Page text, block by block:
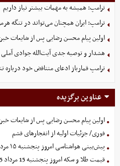
ترامپ: همیشه به مهمات بیشتر نیاز داریم
ترامپ: ایران همچنان می‌تواند در تنگه
اولین پیام محسن رضایی پس از شایعات
هشدار و توصیه جدی آیت‌الله جوادی آملی
ترامپ قمارباز ادعای متناقض خود درباره
عناوین برگزیده
اولین پیام محسن رضایی پس از شایعات
فوری/ جزئیات اولیه از انفجارهای قشم
پیش‌بینی هواشناسی امروز پنجشنبه ۱۵ مرداد ۱۴۰۵
قیمت طلا و سکه امروز پنجشنبه 15 مرداد 1405+ جدول